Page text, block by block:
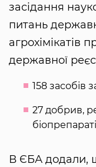
засідання
питань
агрохімікатів
державної
158 засобів
27 добрив,
В ЄБА додали,